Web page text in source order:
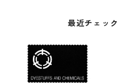
最近チェッ